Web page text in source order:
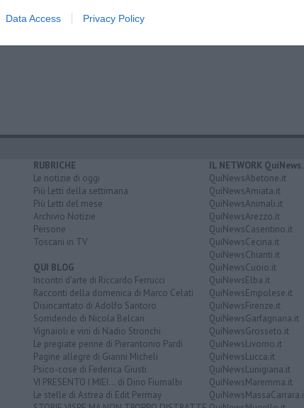
Data Access Privacy Policy
RUBRICHE
Le notizie di oggi
Più Letti della settimana
Più Letti del mese
Archivio Notizie
Persone
Toscani in TV
QUI BLOG
Incontri d'arte di Riccardo Ferrucci
Racconti della domenica di Marco Celati
Disincantato di Adolfo Santoro
Sorridendo di Nicola Belcari
Vignaioli e vini di Nadio Stronchi
Le pregiate penne di Pierantonio Pardi
Pagine allegre di Gianni Micheli
Psico-cose di Federica Giusti
VI PRESENTO I MIEI... di Dino Fiumalbi
Le stelle di Astrea di Edit Permay
IL NETWORK
QuiNewsAbetone.it
QuiNewsAmiata.it
QuiNewsAnimali.it
QuiNewsArezzo.it
QuiNewsCasentino.it
QuiNewsCecina.it
QuiNewsChianti.it
QuiNewsCuoio.it
QuiNewsElba.it
QuiNewsEmpolese.it
QuiNewsFirenze.it
QuiNewsGarfagnana.it
QuiNewsGrosseto.it
QuiNewsLivorno.it
QuiNewsLucca.it
QuiNewsLunigiana.it
QuiNewsMaremma.it